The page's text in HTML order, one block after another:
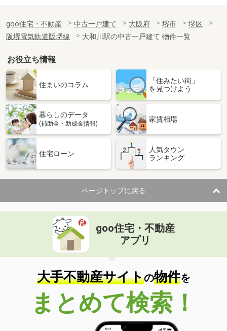
goo住宅・不動産 中古一戸建て 大阪府 堺市
堺区
阪堺電気軌道阪堺線
大和川駅の中古一戸建て 物件一覧
お役立ち情報
住まいのコラム
「住みたい街」
を見つけよう
暮らしのデータ
(補助金・助成金情報)
家賃相場
住宅ローン
人気タウン
ランキング
ページトップに戻る
goo住宅・不動産
アプリ
大手不動産サイトの物件を
まとめて検索！